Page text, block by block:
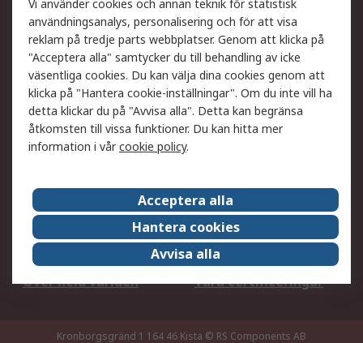
Support
Få hjälp
Retur av varor
Leverans
Spåra din order
Begär en fakturakopi
Fördelar med RS-konto
Betalningsalternativ
Om RS
Försäljningsvillkor
Det juridiska
Press Centre
Jobba hos RS
ESG
Över hela världen
Våra certificeringar
Kronborgsgränd 1 164 46 Kista © RS Components AB
Vi använder cookies och annan teknik för statistisk
användningsanalys, personalisering och för att visa
reklam på tredje parts webbplatser. Genom att klicka på
"Acceptera alla" samtycker du till behandling av icke
väsentliga cookies. Du kan välja dina cookies genom att
klicka på "Hantera cookie-inställningar". Om du inte vill ha
detta klickar du på "Avvisa alla". Detta kan begränsa
åtkomsten till vissa funktioner. Du kan hitta mer
information i vårcookie policy.
Acceptera alla
Hantera cookies
Avvisa alla